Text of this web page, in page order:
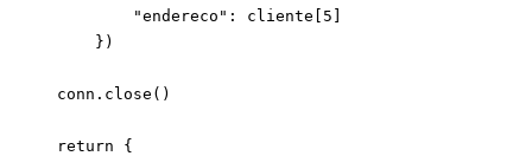
            "endereco": cliente[5]
        })
    conn.close()
    return {